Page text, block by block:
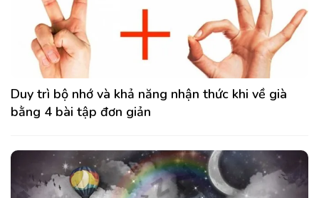
Duy trì bộ nhớ và khả năng nhận thức khi về già
bằng 4 bài tập đơn giản